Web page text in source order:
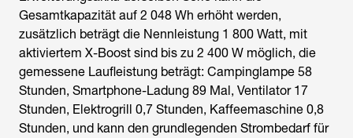
Gesamtkapazität auf 2 048 Wh erhöht werden,
zusätzlich beträgt die Nennleistung 1 800 Watt, mit
aktiviertem X-Boost sind bis zu 2 400 W möglich, die
gemessene Laufleistung beträgt: Campinglampe 58
Stunden, Smartphone-Ladung 89 Mal, Ventilator 17
Stunden, Elektrogrill 0,7 Stunden, Kaffeemaschine 0,8
Stunden, und kann den grundlegenden Strombedarf für